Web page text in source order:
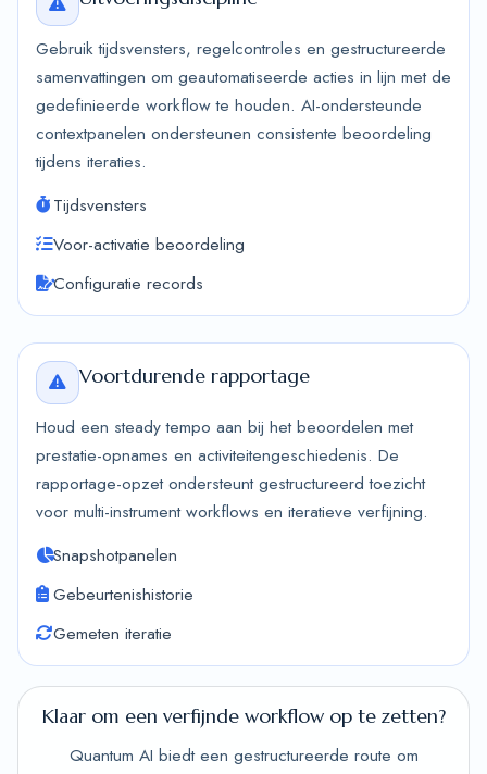
Gebruik tijdsvensters, regelcontroles en gestructureerde
samenvattingen om geautomatiseerde acties in lijn met de
gedefinieerde workflow te houden. AI-ondersteunde
contextpanelen ondersteunen consistente beoordeling
tijdens iteraties.
Tijdsvensters
Voor-activatie beoordeling
Configuratie records
Voortdurende rapportage
Houd een steady tempo aan bij het beoordelen met
prestatie-opnames en activiteitengeschiedenis. De
rapportage-opzet ondersteunt gestructureerd toezicht
voor multi-instrument workflows en iteratieve verfijning.
Snapshotpanelen
Gebeurtenishistorie
Gemeten iteratie
Klaar om een verfijnde workflow op te zetten?
Quantum AI biedt een gestructureerde route om